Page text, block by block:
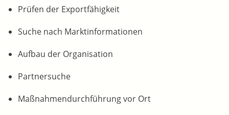
Prüfen der Exportfähigkeit
Suche nach Marktinformationen
Aufbau der Organisation
Partnersuche
Maßnahmendurchführung vor Ort